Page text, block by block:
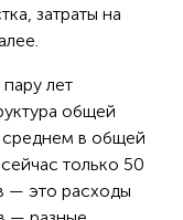
затраты на
лет
общей
среднем в общей
только 50
— это расходы